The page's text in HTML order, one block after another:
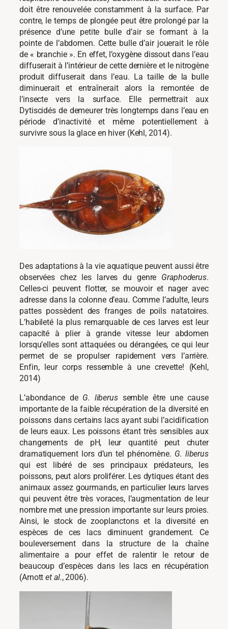
doit être renouvelée constamment à la surface. Par
contre, le temps de plongée peut être prolongé par la
présence d’une petite bulle d’air se formant à la
pointe de l’abdomen. Cette bulle d’air jouerait le rôle
de « branchie ». En effet, l’oxygène dissout dans l’eau
diffuserait à l’intérieur de cette dernière et le nitrogène
produit diffuserait dans l’eau. La taille de la bulle
diminuerait et entraînerait alors la remontée de
l’insecte vers la surface. Elle permettrait aux
Dytiscidés de demeurer très longtemps dans l’eau en
période d’inactivité et même potentiellement à
survivre sous la glace en hiver (Kehl, 2014).
Des adaptations à la vie aquatique peuvent aussi être
observées chez les larves du genre Graphoderus.
Celles-ci peuvent flotter, se mouvoir et nager avec
adresse dans la colonne d’eau. Comme l’adulte, leurs
pattes possèdent des franges de poils natatoires.
L’habileté la plus remarquable de ces larves est leur
capacité à plier à grande vitesse leur abdomen
lorsqu’elles sont attaquées ou dérangées, ce qui leur
permet de se propulser rapidement vers l’arrière.
Enfin, leur corps ressemble à une crevette! (Kehl,
2014)
L’abondance de G. liberussemble être une cause
importante de la faible récupération de la diversité en
poissons dans certains lacs ayant subi l’acidification
de leurs eaux. Les poissons étant très sensibles aux
changements de pH, leur quantité peut chuter
dramatiquement lors d’un tel phénomène. G. liberus
qui est libéré de ses principaux prédateurs, les
poissons, peut alors proliférer. Les dytiques étant des
animaux assez gourmands, en particulier leurs larves
qui peuvent être très voraces, l’augmentation de leur
nombre met une pression importante sur leurs proies.
Ainsi, le stock de zooplanctons et la diversité en
espèces de ces lacs diminuent grandement. Ce
bouleversement dans la structure de la chaîne
alimentaire a pour effet de ralentir le retour de
beaucoup d’espèces dans les lacs en récupération
(Arnottet al., 2006).